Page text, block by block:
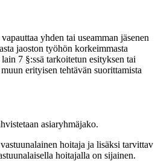
yhden tai useamman jäsenen
jaoston työhön korkeimmasta
7 §:ssä tarkoitetun esityksen tai
erityisen tehtävän suorittamista
asiaryhmäjako.
hoitaja ja lisäksi tarvittava
hoitajalla on sijainen.